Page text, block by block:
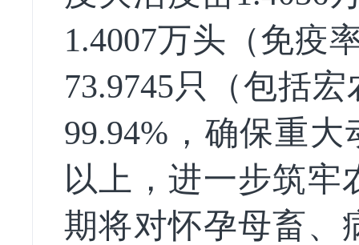
1.4007万头（免疫
73.9745只（包括
99.94%，确保重
以上，进一步筑牢
期将对怀孕母畜、